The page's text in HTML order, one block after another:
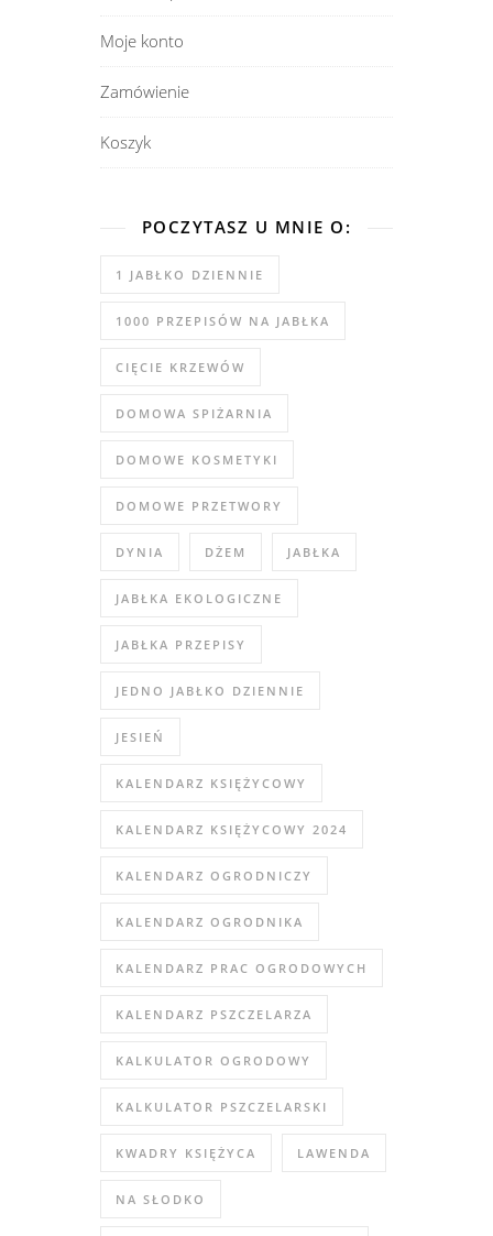
Moje konto
Zamówienie
Koszyk
POCZYTASZ U MNIE O:
1 JABŁKO DZIENNIE
1000 PRZEPISÓW NA JABŁKA
CIĘCIE KRZEWÓW
DOMOWA SPIŻARNIA
DOMOWE KOSMETYKI
DOMOWE PRZETWORY
DYNIA DŻEM JABŁKA
JABŁKA EKOLOGICZNE
JABŁKA PRZEPISY
JEDNO JABŁKO DZIENNIE
JESIEŃ
KALENDARZ KSIĘŻYCOWY
KALENDARZ KSIĘŻYCOWY 2024
KALENDARZ OGRODNICZY
KALENDARZ OGRODNIKA
KALENDARZ PRAC OGRODOWYCH
KALENDARZ PSZCZELARZA
KALKULATOR OGRODOWY
KALKULATOR PSZCZELARSKI
KWADRY KSIĘŻYCA LAWENDA
NA SŁODKO